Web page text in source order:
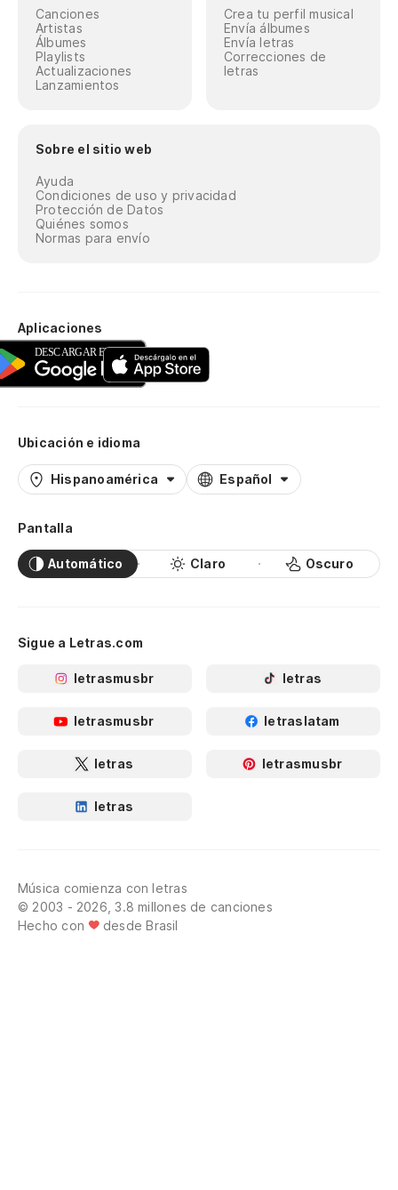
Canciones
Artistas
Álbumes
Playlists
Actualizaciones
Lanzamientos
Crea tu perfil musical
Envía álbumes
Envía letras
Correcciones de
letras
Sobre el sitio web
Ayuda
Condiciones de uso y privacidad
Protección de Datos
Quiénes somos
Normas para envío
Aplicaciones
Ubicación e idioma
Hispanoamérica Español
Pantalla
Automático Claro Oscuro
Sigue a Letras.com
letrasmusbr letras
letrasmusbr letraslatam
letras letrasmusbr
letras
Música comienza con letras
© 2003 - 2026, 3.8 millones de canciones
Hecho con
desde Brasil